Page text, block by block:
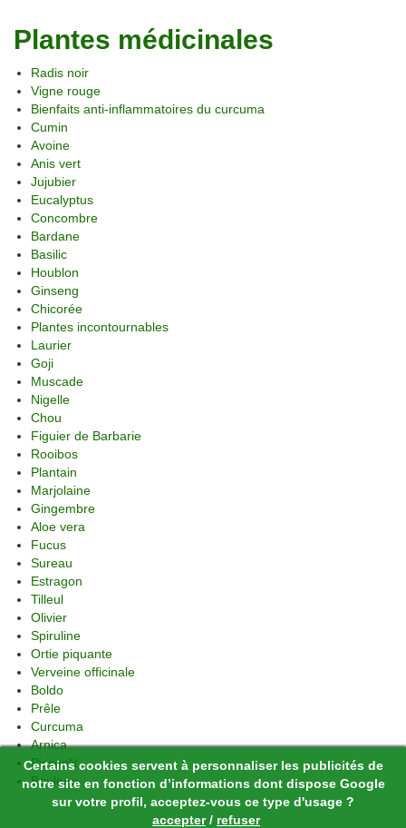
Certains cookies servent à personnaliser les publicités de
notre site en fonction d’informations dont dispose Google
sur votre profil, acceptez-vous ce type d'usage ?
accepter/ refuser
Plantes médicinales
Radis noir
Vigne rouge
Bienfaits anti-inflammatoires du curcuma
Cumin
Avoine
Anis vert
Jujubier
Eucalyptus
Concombre
Bardane
Basilic
Houblon
Ginseng
Chicorée
Plantes incontournables
Laurier
Goji
Muscade
Nigelle
Chou
Figuier de Barbarie
Rooibos
Plantain
Marjolaine
Gingembre
Aloe vera
Fucus
Sureau
Estragon
Tilleul
Olivier
Spiruline
Ortie piquante
Verveine officinale
Boldo
Prêle
Curcuma
Arnica
Pissenlit
Bouleau